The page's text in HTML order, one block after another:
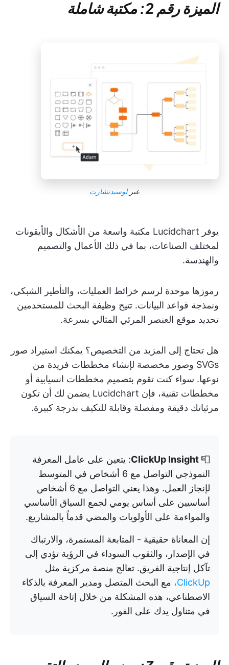
الميزة رقم 2: مكتبة شاملة
عبرلوسيدتشارت
يوفر Lucidchart مكتبة واسعة من الأشكال والأيقونات
لمختلف الصناعات، بما في ذلك الأعمال والتصميم
والهندسة.
رموزها موحدة لرسم خرائط العمليات، والتأطير الشبكي،
ونمذجة قواعد البيانات. تتيح وظيفة البحث للمستخدمين
تحديد موقع العنصر المرئي المثالي بسرعة.
هل تحتاج إلى المزيد من التخصيص؟ يمكنك استيراد صور
SVGs وصور مخصصة لإنشاء مخططات فريدة من
نوعها. سواء كنت تقوم بتصميم مخططات انسيابية أو
مخططات تقنية، فإن Lucidchart يضمن لك أن تكون
مرئياتك دقيقة ومفصلة وقابلة للتكيف بدرجة كبيرة.
📮
: يتعين على عامل المعرفة
النموذجي التواصل مع 6 أشخاص في المتوسط
لإنجاز العمل. وهذا يعني التواصل مع 6 أشخاص
أساسيين على أساس يومي لجمع السياق الأساسي
والمواءمة على الأولويات والمضي قدماً بالمشاريع.
إن المعاناة حقيقية - المتابعة المستمرة، والارتباك
في الإصدار، والثقوب السوداء في الرؤية تؤدي إلى
تآكل إنتاجية الفريق. تعالج منصة مركزية مثل
ClickUp،
مع البحث المتصل ومدير المعرفة بالذكاء
الاصطناعي، هذه المشكلة من خلال إتاحة السياق
في متناول يدك على الفور.